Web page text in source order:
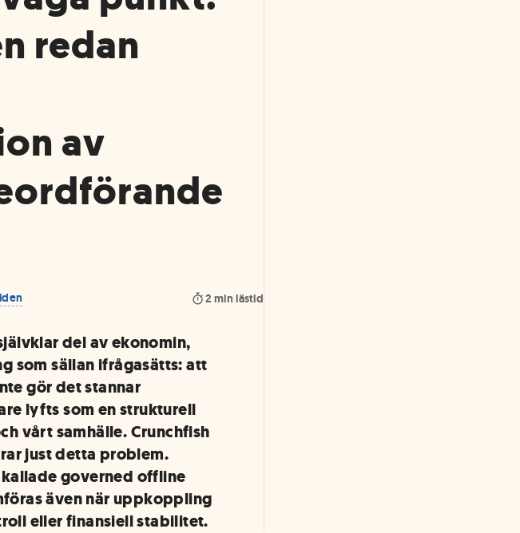
redan
av
2 min lästid
del av ekonomin,
som sällan ifrågasätts: att
gör det stannar
lyfts som en strukturell
vårt samhälle. Crunchfish
just detta problem.
governed offline
även när uppkoppling
eller finansiell stabilitet.